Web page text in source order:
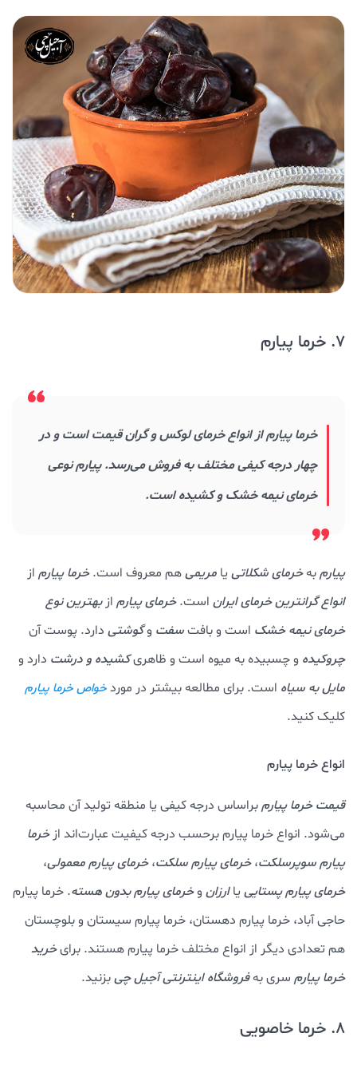
7. خرما پیارم
خرما پیارم از انواع خرمای لوکس و گران قیمت است و در
چهار درجه کیفی مختلف به فروش می‌رسد. پیارم نوعی
خرمای نیمه خشک و کشیده است.
پیارمبهخرمای شکلاتی یا مریمیهم معروف است.خرما پیارم از
انواع گرانترین خرمای ایران است.خرمای پیارم ازبهترین نوع
خرمای نیمه خشک است و بافتسفت وگوشتی دارد. پوست آن
چروکیده و چسبیده به میوه است و ظاهریکشیده و درشت دارد و
مایل به سیاه است. برای مطالعه بیشتر در موردخواص خرما پیارم
کلیک کنید.
انواع خرما پیارم
قیمت خرما پیارمبراساس درجه کیفی یا منطقه تولید آن محاسبه
می‌شود. انواع خرما پیارم برحسب درجه کیفیت عبارت‌اند ازخرما
پیارم سوپرسلکت،خرمای پیارم سلکت،خرمای پیارم معمولی،
خرمای پیارم پستایی یاارزان وخرمای پیارم بدون هسته. خرما پیارم
حاجی آباد، خرما پیارم دهستان، خرما پیارم سیستان و بلوچستان
هم تعدادی دیگر از انواع مختلف خرما پیارم هستند. برایخرید
خرما پیارم سری بهفروشگاه اینترنتی آجیل چیبزنید.
8. خرما خاصویی